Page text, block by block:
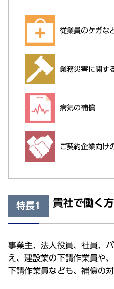
従業員のケガな
業務災害に関す
病気の補償
ご契約企業向け
特長1 貴社で働く
事業主、法人役員、社員、
え、建設業の下請作業員や
下請作業員なども、補償の